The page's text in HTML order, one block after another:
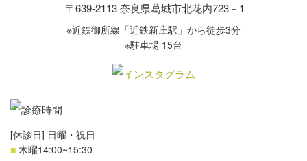
〒639-2113 奈良県葛城市北花内723－1
※近鉄御所線「近鉄新庄駅」から徒歩3分
※駐車場 15台
[休診日] 日曜・祝日
■ 木曜14:00~15:30